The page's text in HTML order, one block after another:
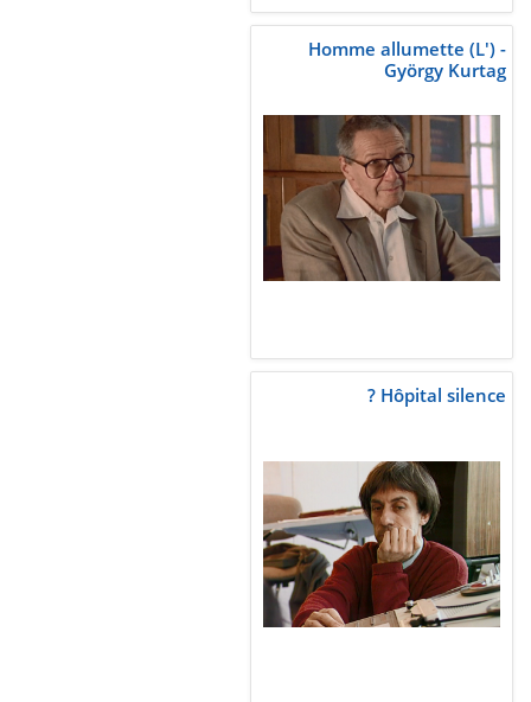
Homme allumette (L') -
György Kurtag
Hôpital silence ?